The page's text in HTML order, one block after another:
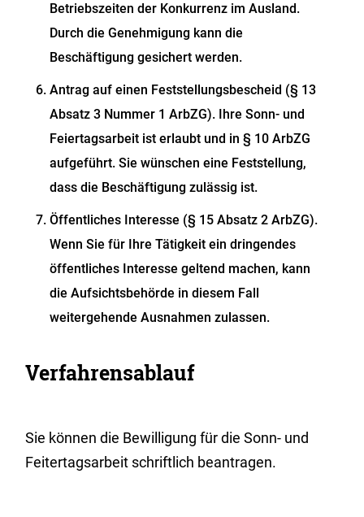
Betriebszeiten der Konkurrenz im Ausland.
Durch die Genehmigung kann die
Beschäftigung gesichert werden.
Antrag auf einen Feststellungsbescheid (§ 13
Absatz 3 Nummer 1 ArbZG). Ihre Sonn- und
Feiertagsarbeit ist erlaubt und in § 10 ArbZG
aufgeführt. Sie wünschen eine Feststellung,
dass die Beschäftigung zulässig ist.
Öffentliches Interesse (§ 15 Absatz 2 ArbZG).
Wenn Sie für Ihre Tätigkeit ein dringendes
öffentliches Interesse geltend machen, kann
die Aufsichtsbehörde in diesem Fall
weitergehende Ausnahmen zulassen.
Verfahrensablauf
Sie können die Bewilligung für die Sonn- und
Feitertagsarbeit schriftlich beantragen.